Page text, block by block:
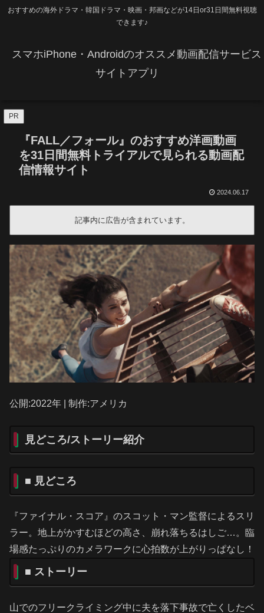
おすすめの海外ドラマ・韓国ドラマ・映画・邦画などが14日or31日間無料視聴
できます♪
スマホiPhone・Androidのオススメ動画配信サービス
サイトアプリ
PR
『FALL／フォール』のおすすめ洋画動画
を31日間無料トライアルで見られる動画配
信情報サイト
2024.06.17
記事内に広告が含まれています。
公開:2022年 | 制作:アメリカ
見どころ/ストーリー紹介
■ 見どころ
『ファイナル・スコア』のスコット・マン監督によるスリ
ラー。地上がかすむほどの高さ、崩れ落ちるはしご…。臨
場感たっぷりのカメラワークに心拍数が上がりっぱなし！
■ ストーリー
山でのフリークライミング中に夫を落下事故で亡くしたベ